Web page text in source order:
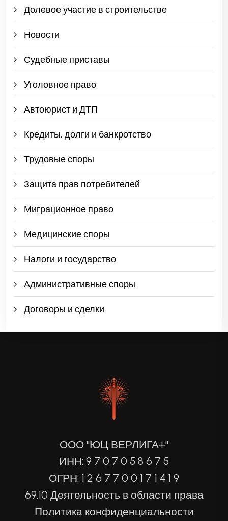
Долевое участие в строительстве
Новости
Судебные приставы
Уголовное право
Автоюрист и ДТП
Кредиты, долги и банкротство
Трудовые споры
Защита прав потребителей
Миграционное право
Медицинские споры
Налоги и государство
Административные споры
Договоры и сделки
ООО "ЮЦ ВЕРЛИГА+"
ИНН: 9 7 0 7 0 5 8 6 7 5
ОГРН: 1 2 6 7 7 0 0 1 7 1 4 1 9
69.10 Деятельность в области права
Политика конфиденциальности